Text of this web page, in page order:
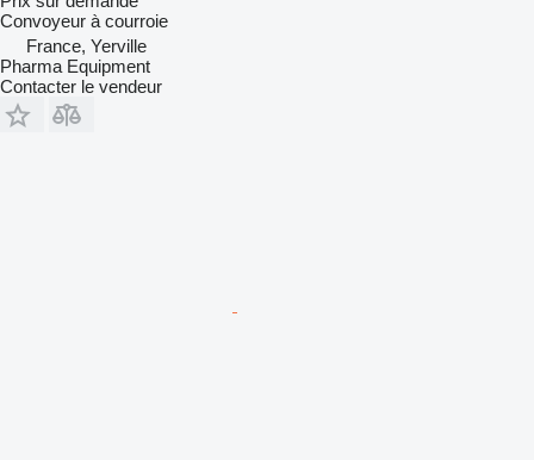
Convoyeur à courroie
France, Yerville
Pharma Equipment
Contacter le vendeur